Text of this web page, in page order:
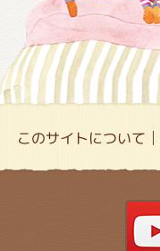
このサイトについて